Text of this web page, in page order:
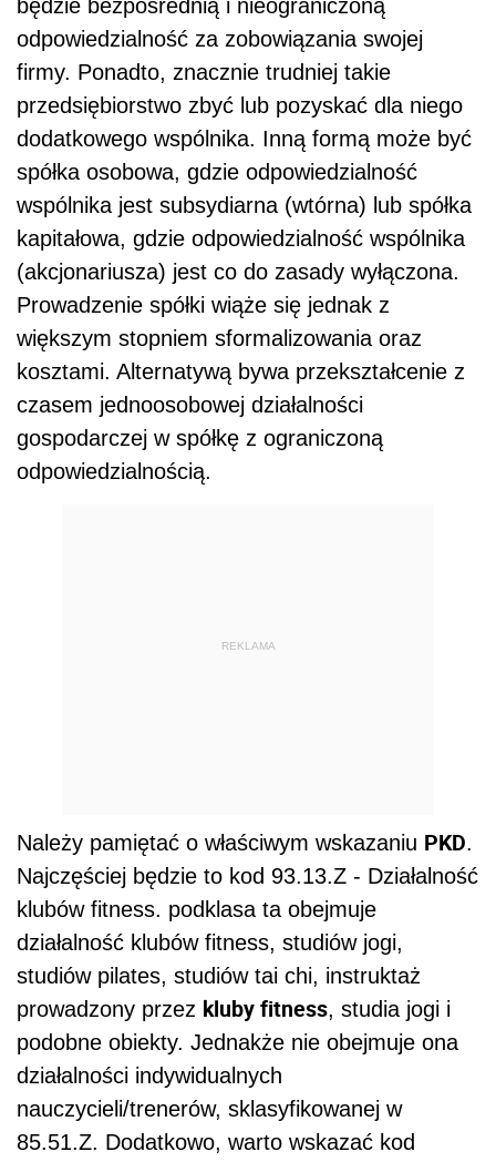
będzie bezpośrednią i nieograniczoną
odpowiedzialność za zobowiązania swojej
firmy. Ponadto, znacznie trudniej takie
przedsiębiorstwo zbyć lub pozyskać dla niego
dodatkowego wspólnika. Inną formą może być
spółka osobowa, gdzie odpowiedzialność
wspólnika jest subsydiarna (wtórna) lub spółka
kapitałowa, gdzie odpowiedzialność wspólnika
(akcjonariusza) jest co do zasady wyłączona.
Prowadzenie spółki wiąże się jednak z
większym stopniem sformalizowania oraz
kosztami. Alternatywą bywa przekształcenie z
czasem jednoosobowej działalności
gospodarczej w spółkę z ograniczoną
odpowiedzialnością.
REKLAMA
Należy pamiętać o właściwym wskazaniu PKD.
Najczęściej będzie to kod 93.13.Z - Działalność
klubów fitness. podklasa ta obejmuje
działalność klubów fitness, studiów jogi,
studiów pilates, studiów tai chi, instruktaż
prowadzony przez kluby fitness, studia jogi i
podobne obiekty. Jednakże nie obejmuje ona
działalności indywidualnych
nauczycieli/trenerów, sklasyfikowanej w
85.51.Z. Dodatkowo, warto wskazać kod